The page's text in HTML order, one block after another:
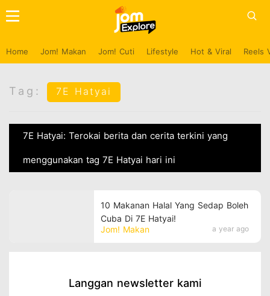
Home Jom! Makan Jom! Cuti Lifestyle Hot & Viral Reels
Tag: 7E Hatyai
7E Hatyai: Terokai berita dan cerita terkini yang
menggunakan tag 7E Hatyai hari ini
Jom! Makan a year ago
10 Makanan Halal Yang Sedap Boleh
Cuba Di 7E Hatyai!
Langgan newsletter kami